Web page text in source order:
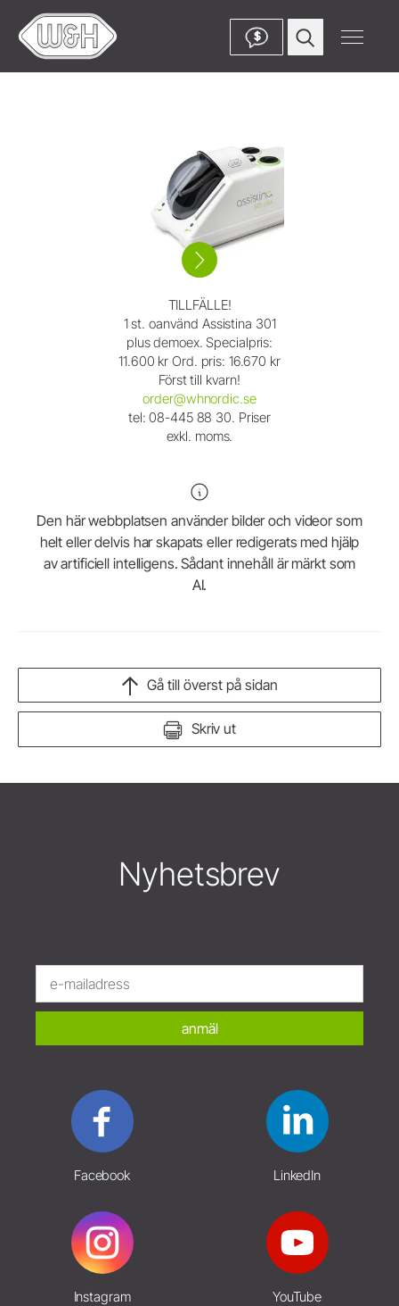
$
TILLFÄLLE!
1 st. oanvänd Assistina 301
plus demoex. Specialpris:
11.600 kr Ord. pris: 16.670 kr
Först till kvarn!
order@whnordic.se
tel: 08-445 88 30. Priser
exkl. moms.
Den här webbplatsen använder bilder och videor som
helt eller delvis har skapats eller redigerats med hjälp
av artificiell intelligens. Sådant innehåll är märkt som
AI.
Skriv ut
Gå till överst på sidan
Nyhetsbrev
anmäl
Facebook LinkedIn
Instagram YouTube